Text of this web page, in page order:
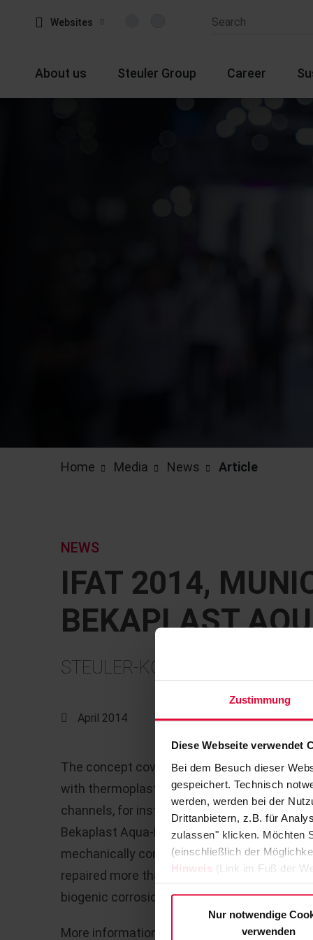
Zustimmung
Diese Webseite verwendet
Bei dem Besuch dieser
gespeichert. Technisch
werden, werden bei der
Drittanbietern, z.B. für
zulassen" klicken. Möchten
(einschließlich der
Hinweis (Link im Fuß der
Nur notwendige
verwenden
Websites
About us Steuler Group Career
Home Media News Article
IFAT 2014,
BEKAPLAST
NEWS
STEULER-KCH presents its
April 2014
The concept covers the cladding of tanks,
with thermoplastics. Bekaplast protects
channels, for instance in the chemical
Bekaplast Aqua-Lining 400. Conical anchor
mechanically connect the plastic plate to
repaired more than once, is highly impact
biogenic corrosion and chemicals.
More information at the IFAT, Stand No.